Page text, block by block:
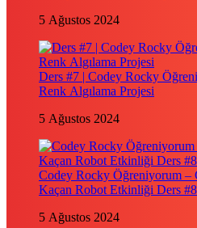
5 Ağustos 2024
Ders #7 | Codey Rocky
Renk Algılama Projesi
5 Ağustos 2024
Codey Rocky Öğreniyorum –
Kaçan Robot Etkinliği Ders #8
5 Ağustos 2024